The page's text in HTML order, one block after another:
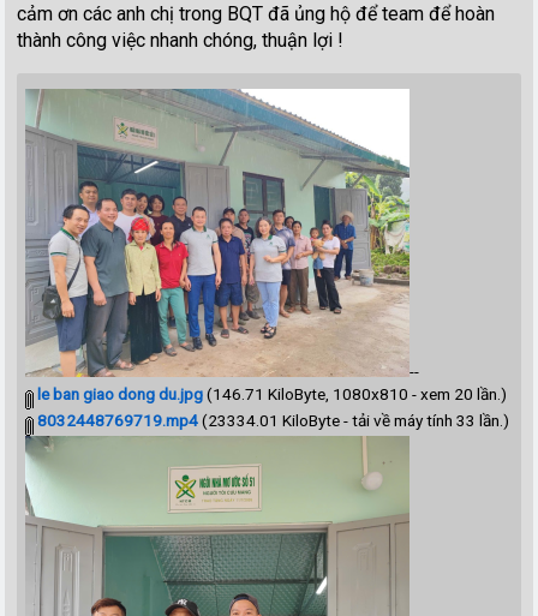
cảm ơn các anh chị trong BQT đã ủng hộ để team để hoàn
thành công việc nhanh chóng, thuận lợi !
--
le ban giao dong du.jpg(146.71 KiloByte, 1080x810 - xem 20 lần.)
8032448769719.mp4(23334.01 KiloByte - tải về máy tính 33 lần.)